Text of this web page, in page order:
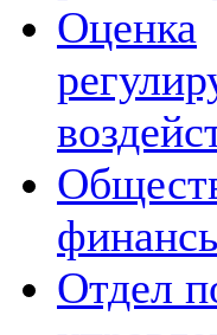
Оценка
Отдел